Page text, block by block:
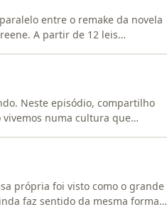
entre o remake da novela
A partir de 12 leis
Neste episódio, compartilho
numa cultura que
própria foi visto como o grande
faz sentido da mesma forma